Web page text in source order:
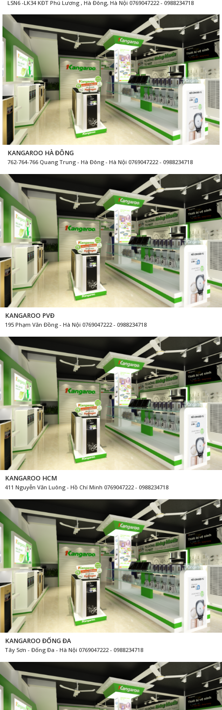
LSN6 -LK34 KĐT Phú Lương , Hà Đông, Hà Nội 0769047222 - 0988234718
KANGAROO HÀ ĐÔNG
762-764-766 Quang Trung - Hà Đông - Hà Nội 0769047222 - 0988234718
KANGAROO PVĐ
195 Phạm Văn Đồng - Hà Nội 0769047222 - 0988234718
KANGAROO HCM
411 Nguyễn Văn Luông - Hồ Chí Minh 0769047222 - 0988234718
KANGAROO ĐỐNG ĐA
Tây Sơn - Đống Đa - Hà Nội 0769047222 - 0988234718